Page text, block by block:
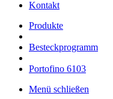
Kontakt
Produkte
Besteckprogramm
Portofino 6103
Menü schließen